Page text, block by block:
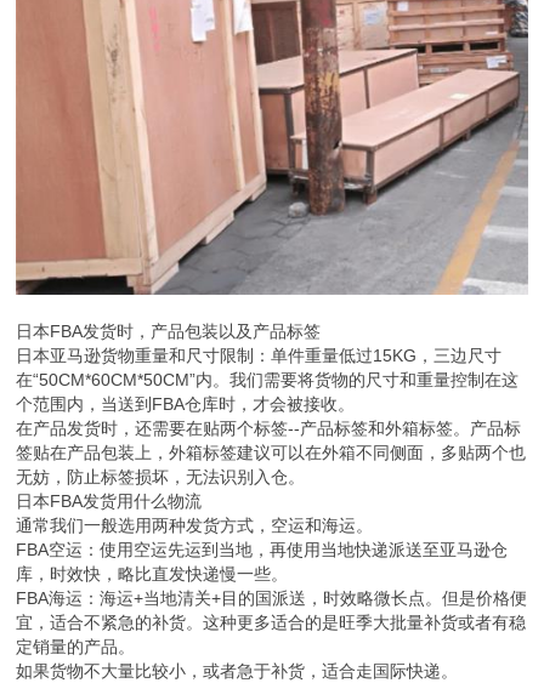
日本FBA发货时，产品包装以及产品标签
日本亚马逊货物重量和尺寸限制：单件重量低过15KG，三边尺寸
在“50CM*60CM*50CM”内。我们需要将货物的尺寸和重量控制在这
个范围内，当送到FBA仓库时，才会被接收。
在产品发货时，还需要在贴两个标签--产品标签和外箱标签。产品标
签贴在产品包装上，外箱标签建议可以在外箱不同侧面，多贴两个也
无妨，防止标签损坏，无法识别入仓。
日本FBA发货用什么物流
通常我们一般选用两种发货方式，空运和海运。
FBA空运：使用空运先运到当地，再使用当地快递派送至亚马逊仓
库，时效快，略比直发快递慢一些。
FBA海运：海运+当地清关+目的国派送，时效略微长点。但是价格便
宜，适合不紧急的补货。这种更多适合的是旺季大批量补货或者有稳
定销量的产品。
如果货物不大量比较小，或者急于补货，适合走国际快递。